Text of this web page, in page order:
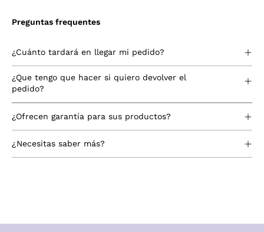
Preguntas frequentes
¿Cuánto tardará en llegar mi pedido?
¿Que tengo que hacer si quiero devolver el
pedido?
¿Ofrecen garantía para sus productos?
¿Necesitas saber más?